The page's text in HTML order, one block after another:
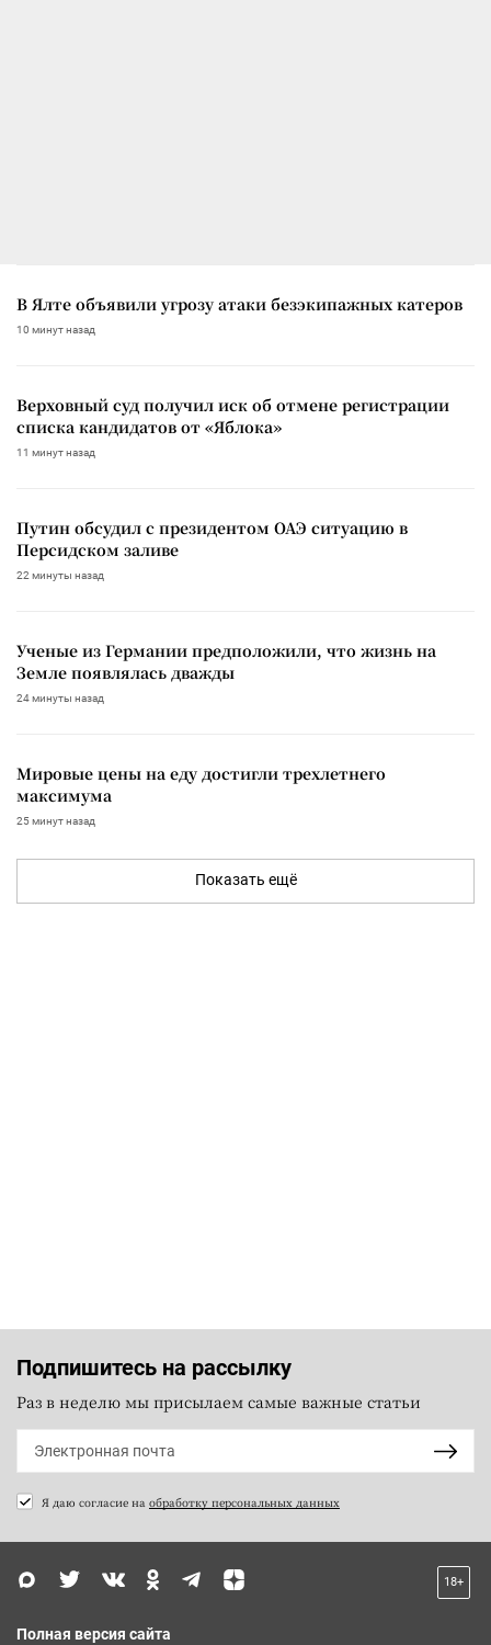
В Ялте объявили угрозу атаки безэкипажных катеров
10 минут назад
Верховный суд получил иск об отмене регистрации
списка кандидатов от «Яблока»
11 минут назад
Путин обсудил с президентом ОАЭ ситуацию в
Персидском заливе
22 минуты назад
Ученые из Германии предположили, что жизнь на
Земле появлялась дважды
24 минуты назад
Мировые цены на еду достигли трехлетнего
максимума
25 минут назад
Показать ещё
Подпишитесь на рассылку
Раз в неделю мы присылаем самые важные статьи
Я даю согласие на обработку персональных данных
18+
Полная версия сайта